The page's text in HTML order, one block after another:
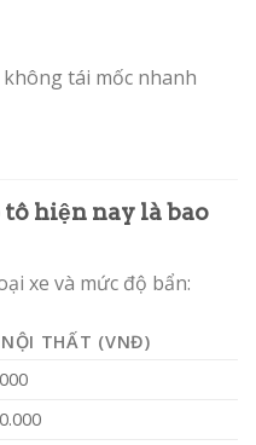
tái mốc nhanh
hiện nay là bao
xe và mức độ bẩn:
THẤT (VNĐ)